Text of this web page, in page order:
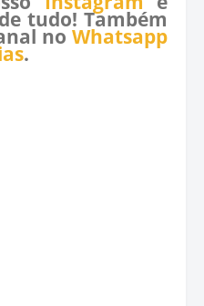
tudo! Também
no Whatsapp
.